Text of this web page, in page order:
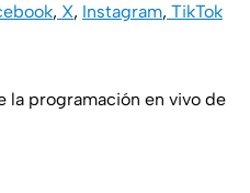
, X, Instagram, TikTok
la programación en vivo de